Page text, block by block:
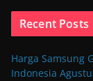
Recent Posts
Harga Samsung
Indonesia